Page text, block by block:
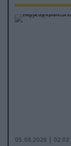
05.08.2026 | 02:02